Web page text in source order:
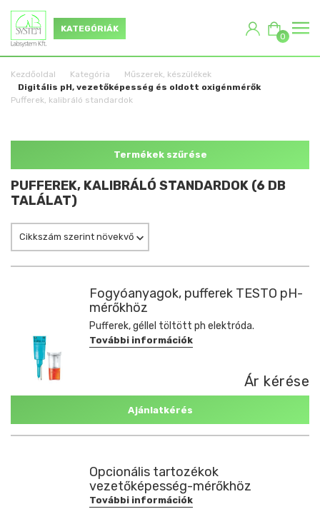
KATEGÓRIÁK
0
Kezdőoldal Kategória
Műszerek, készülékek
Digitális pH, vezetőképesség és oldott oxigénmérők
Pufferek, kalibráló standardok
Termékek szűrése
PUFFEREK, KALIBRÁLÓ STANDARDOK (6 DB
TALÁLAT)
Cikkszám szerint növekvő
Fogyóanyagok, pufferek TESTO pH-
mérőkhöz
Pufferek, géllel töltött ph elektróda.
További információk
Ár kérése
Ajánlatkérés
Opcionális tartozékok
vezetőképesség-mérőkhöz
További információk